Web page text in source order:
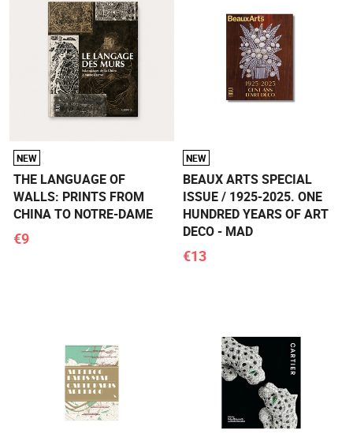
NEW
THE LANGUAGE OF
WALLS: PRINTS FROM
CHINA TO NOTRE-DAME
€9
NEW
BEAUX ARTS SPECIAL
ISSUE / 1925-2025. ONE
HUNDRED YEARS OF ART
DECO - MAD
€13